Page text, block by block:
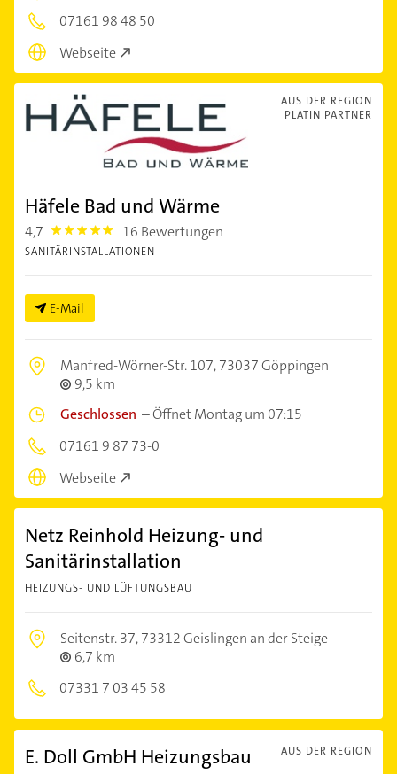
07161 98 48 50
Webseite
AUS DER REGION
PLATIN PARTNER
Häfele Bad und Wärme
4,7 4.7000003 16 Bewertungen
SANITÄRINSTALLATIONEN
E-Mail
Manfred-Wörner-Str. 107,73037 Göppingen
9,5 km
Geschlossen –Öffnet Montag um 07:15
07161 9 87 73-0
Webseite
Netz Reinhold Heizung- und
Sanitärinstallation
HEIZUNGS- UND LÜFTUNGSBAU
Seitenstr. 37,73312 Geislingen an der Steige
6,7 km
07331 7 03 45 58
AUS DER REGION
E. Doll GmbH Heizungsbau